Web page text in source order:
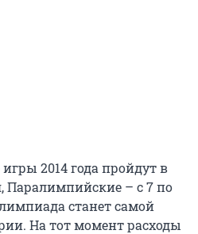
2014 года пройдут в
Паралимпийские – с 7 по
станет самой
На тот момент расходы